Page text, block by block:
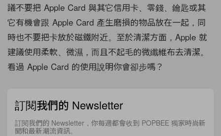
議不要把 Apple Card 與其它信用卡、零錢、鑰匙或其
它有機會跟 Apple Card 產生磨損的物品放在一起，同
時也不要把卡放於磁鐵附近。至於清潔方面，Apple 就
建議使用柔軟、微濕，而且不起毛的微纖維布去清潔。
看過 Apple Card 的使用說明你會卻步嗎？
訂閱我們的 Newsletter
訂閱我們的 Newsletter，你每週都會收到 POPBEE 獨家時尚新
聞和最新潮流資訊。